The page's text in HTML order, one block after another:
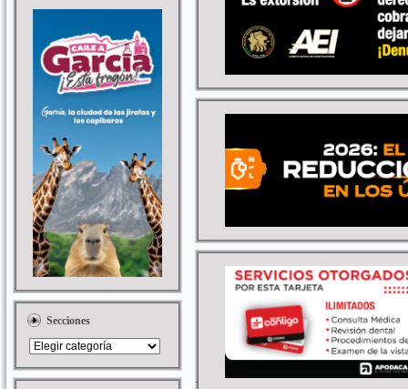
Secciones